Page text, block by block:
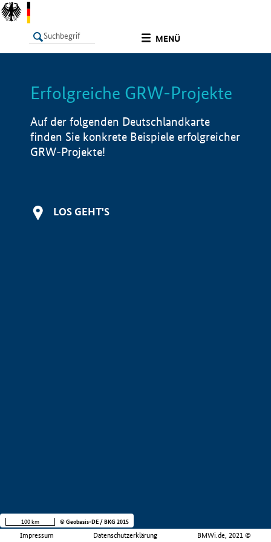
MENÜ
LISTE Info
Erfolgreiche GRW-Projekte
Auf der folgenden Deutschlandkarte
finden Sie konkrete Beispiele erfolgreicher
GRW-Projekte!
LOS GEHT'S
Impressum Datenschutzerklärung BMWi.de, 2021 ©
100 km © Geobasis-DE / BKG 2015